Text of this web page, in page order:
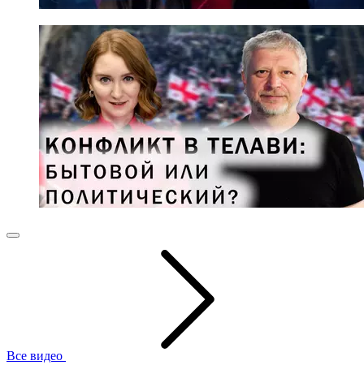
Все видео